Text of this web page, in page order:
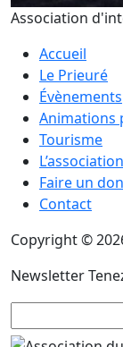
Association
Accueil
Le Prieuré
Évènements
Animations
Tourisme
L’association
Faire un don
Contact
Copyright ©
Newsletter